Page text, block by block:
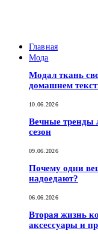
Главная
Мода
Модал ткань
домашнем
10.06.2026
Вечные тренды
сезон
09.06.2026
Почему одни
надоедают?
06.06.2026
Вторая жизнь
аксессуары и